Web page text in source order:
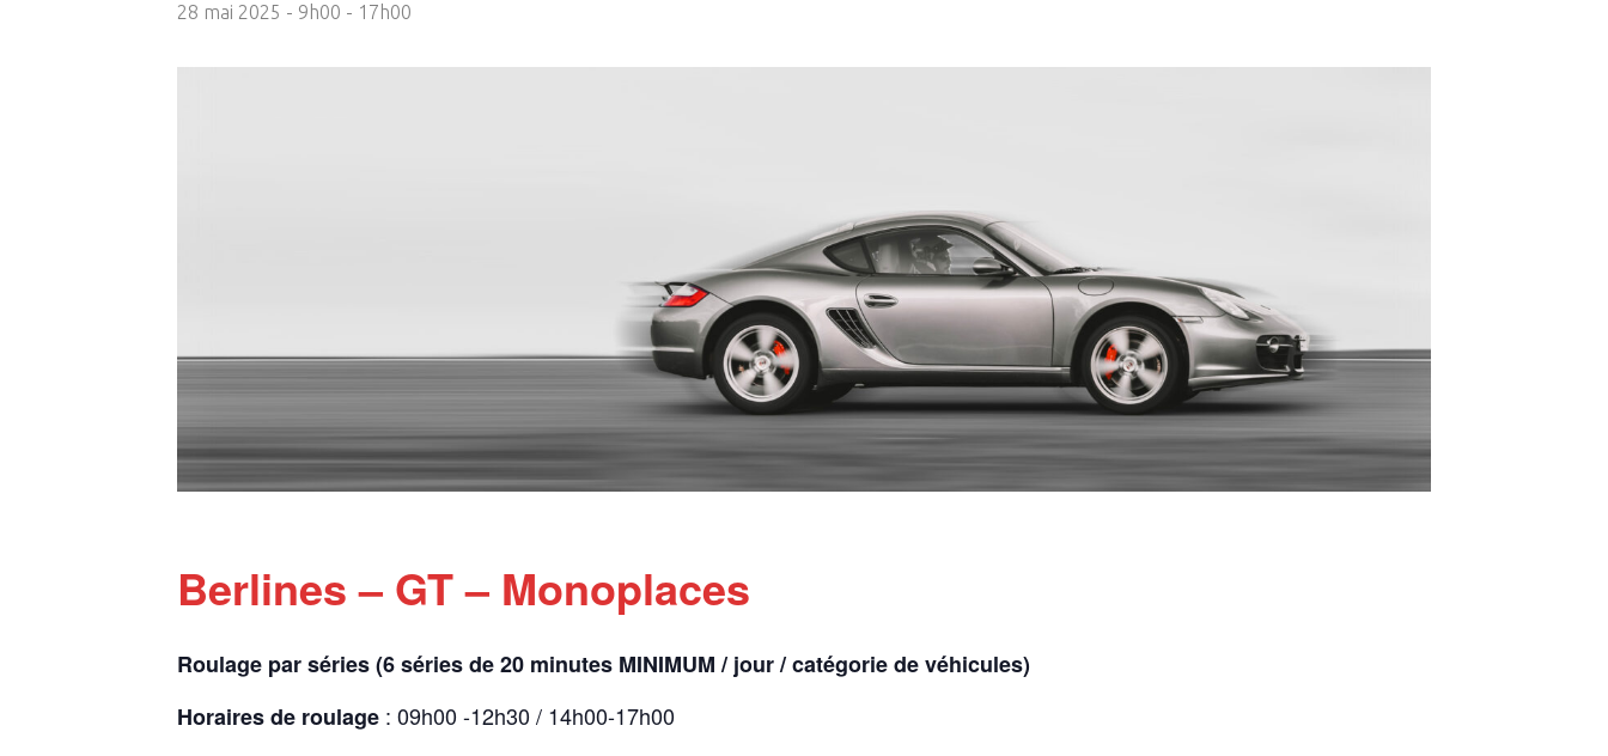
28 mai 2025 - 9h00 - 17h00
Berlines – GT – Monoplaces
Roulage par séries (6 séries de 20 minutes MINIMUM / jour / catégorie de véhicules)
Horaires de roulage : 09h00 -12h30 / 14h00-17h00